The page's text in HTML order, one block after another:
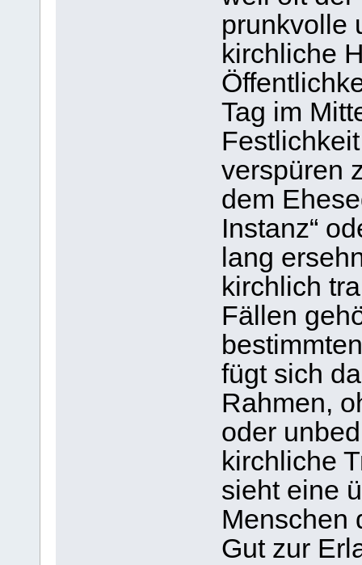
prunkvolle
kirchliche
Tag im
verspüren
dem
Instanz“
lang
kirchlich
Fällen
fügt sich
Rahmen,
oder
kirchliche
sieht eine
Menschen
Gut zur